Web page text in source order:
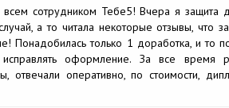
всем сотрудником Тебе5! Вчера я
а то читала некоторые отзывы, что
Понадобилась только 1 доработка, и то
исправлять оформление. За все время
отвечали оперативно, по стоимости,